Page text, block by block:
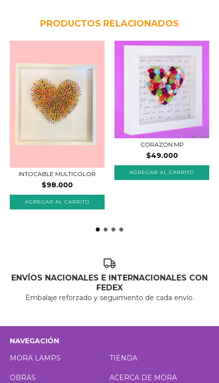
PRODUCTOS RELACIONADOS
INTOCABLE MULTICOLOR
$98.000
AGREGAR AL CARRITO
CORAZON MP
$49.000
AGREGAR AL CARRITO
ENVÍOS NACIONALES E INTERNACIONALES CON
FEDEX
Embalaje reforzado y seguimiento de cada envío.
NAVEGACIÓN
MORA LAMPS
TIENDA
OBRAS ACERCA DE MORA